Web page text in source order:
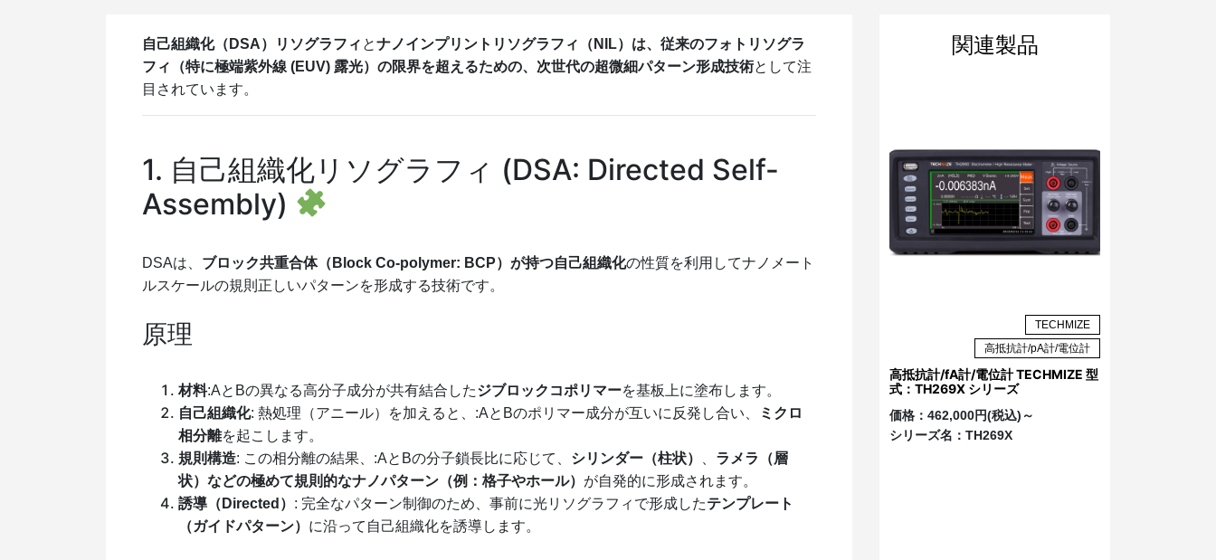
自己組織化（ DSA）リソグラフィ とナノインプリントリソグラフィ（ NIL）は、従来のフォトリソグラ
フィ（特に極端紫外線 (EUV) 露光）の限界を超えるための、次世代の超微細パターン形成技術として注
目されています。
1. 自己組織化リソグラフィ (DSA: Directed Self-
Assembly)
DSAは、 ブロック共重合体（Block Co-polymer: BCP）が持つ自己組織化の性質を利用してナノメート
ルスケールの規則正しいパターンを形成する技術です。
原理
材料:AとBの異なる高分子成分が共有結合したジブロックコポリマーを基板上に塗布します。
自己組織化: 熱処理（アニール）を加えると、:AとBのポリマー成分が互いに反発し合い、
ミクロ
相分離を起こします。
規則構造: この相分離の結果、:AとBの分子鎖長比に応じて、 シリンダー（柱状）
ラメラ（層
状）などの極めて規則的なナノパターン（例：格子やホール） が自発的に形成されます。
誘導（Directed） : 完全なパターン制御のため、事前に光リソグラフィで形成したテンプレート
（ガイドパターン） に沿って自己組織化を誘導します。
関連製品
TECHMIZE
高抵抗計/pA計/電位計
高抵抗計/fA計/電位計 TECHMIZE 型
式：TH269X シリーズ
価格： 462,000円(税込)～
シリーズ名： TH269X